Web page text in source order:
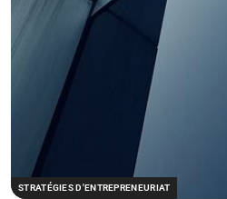
STRATÉGIES D'ENTREPRENEURIAT